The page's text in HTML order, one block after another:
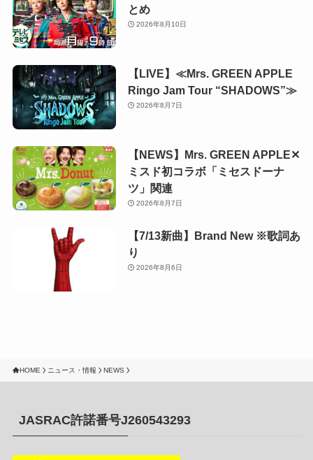
とめ
2026年8月10日
【LIVE】≪Mrs. GREEN APPLE
Ringo Jam Tour “SHADOWS”≫
2026年8月7日
【NEWS】Mrs. GREEN APPLE✕
ミスド初コラボ「ミセスドーナ
ツ」関連
2026年8月7日
【7/13新曲】Brand New ※歌詞あ
り
2026年8月6日
HOME ニュース・情報 NEWS
JASRAC許諾番号J260543293